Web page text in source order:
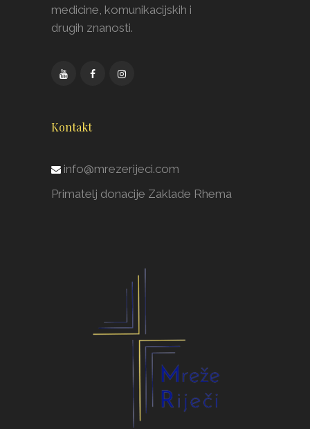
medicine, komunikacijskih i
drugih znanosti.
Kontakt
info@mrezerijeci.com
Primatelj donacije Zaklade Rhema